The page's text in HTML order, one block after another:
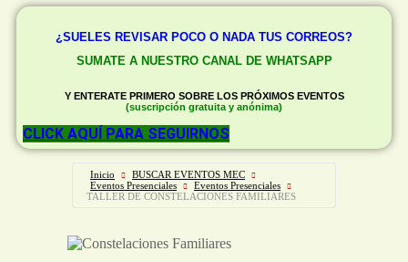
¿SUELES REVISAR POCO O NADA TUS CORREOS?
SUMATE A NUESTRO CANAL DE WHATSAPP
Y ENTERATE PRIMERO SOBRE LOS PRÓXIMOS EVENTOS
(suscripción gratuita y anónima)
CLICK AQUÍ PARA SEGUIRNOS
Inicio
BUSCAR EVENTOS MEC
Eventos Presenciales
Eventos Presenciales
TALLER DE CONSTELACIONES FAMILIARES